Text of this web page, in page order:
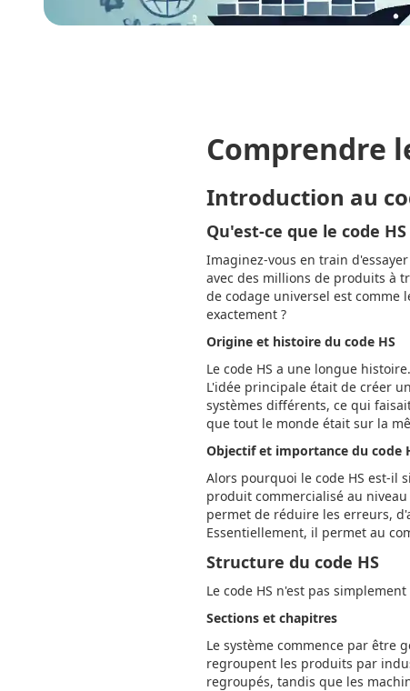
Comprendre
Introduction au
Qu'est-ce que le code HS
Imaginez-vous en train
avec des millions de produits à
de codage universel est comme
exactement ?
Origine et histoire du code HS
Le code HS a une longue
L'idée principale était de créer
systèmes différents, ce qui
que tout le monde était sur la
Objectif et importance du code
Alors pourquoi le code HS est-il
produit commercialisé au
permet de réduire les erreurs,
Essentiellement, il permet au
Structure du code HS
Le code HS n'est pas
Sections et chapitres
Le système commence par être
regroupent les produits par
regroupés, tandis que les